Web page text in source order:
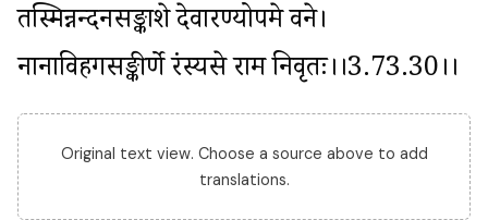
तस्मिन्नन्दनसङ्काशे देवारण्योपमे वने।
नानाविहगसङ्कीर्णे रंस्यसे राम निर्वृतः।।3.73.30।।
Original text view. Choose a source above to add
translations.